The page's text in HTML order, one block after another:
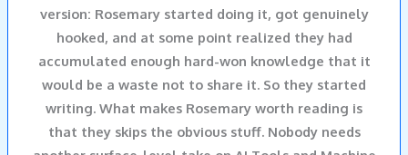
version: Rosemary started doing it, got genuinely
hooked, and at some point realized they had
accumulated enough hard-won knowledge that it
would be a waste not to share it. So they started
writing. What makes Rosemary worth reading is
that they skips the obvious stuff. Nobody needs